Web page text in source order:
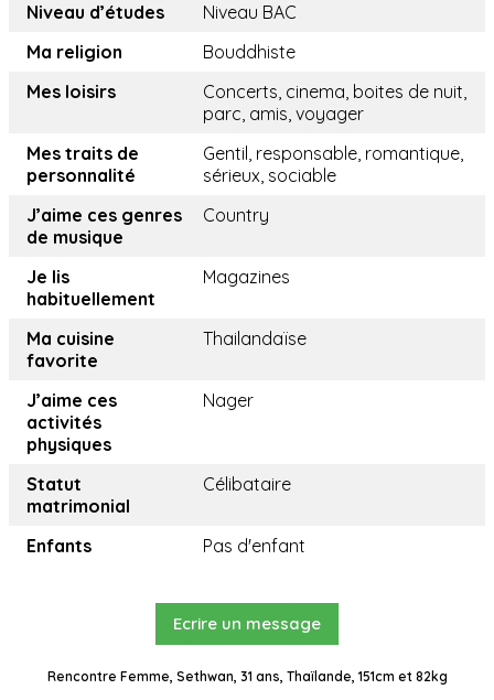
Niveau d’études
Niveau BAC
Ma religion
Bouddhiste
Mes loisirs
Concerts, cinema, boites de nuit,
parc, amis, voyager
Mes traits de
personnalité
Gentil, responsable, romantique,
sérieux, sociable
J’aime ces genres
de musique
Country
Je lis
habituellement
Magazines
Ma cuisine
favorite
Thailandaïse
J’aime ces
activités
physiques
Nager
Statut
matrimonial
Célibataire
Enfants Pas d'enfant
Ecrire un message
Rencontre Femme, Sethwan, 31 ans, Thaïlande, 151cm et 82kg